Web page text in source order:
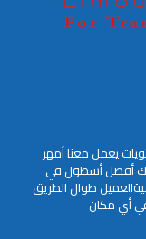
يعمل معنا أمهر
أفضل أسطول في
طوال الطريق
أي مكان